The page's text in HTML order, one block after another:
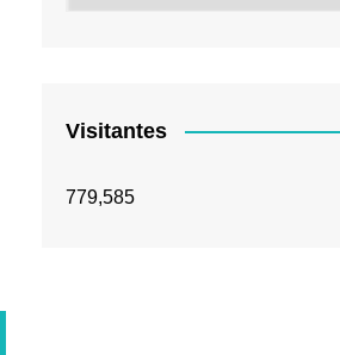
Visitantes
779,585